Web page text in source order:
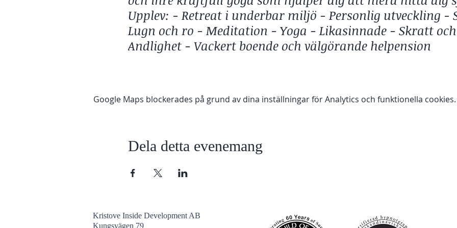
Upplev: - Retreat i underbar miljö - Personlig utveckling -
Lugn och ro - Meditation - Yoga - Likasinnade - Skratt
Andlighet - Vackert boende och välgörande helpension
Följ med på en inre och yttre resa till Spanien - till en oas i
lära dig hur du kan göra det i din vardag.
Du kommer också att uppleva djupa meditationer och
som hjälper dig att mera hitta dig själv.
Google Maps blockerades på grund av dina inställningar för Analytics och funktionella cookies.
Dela detta evenemang
Kristove Inside Development AB
Kungsvägen 79